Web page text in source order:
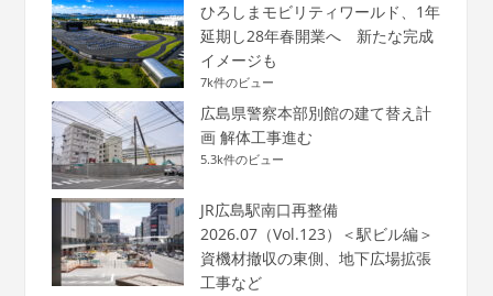
ひろしまモビリティワールド、1年
延期し28年春開業へ 新たな完成
イメージも
7k件のビュー
広島県警察本部別館の建て替え計
画 解体工事進む
5.3k件のビュー
JR広島駅南口再整備
2026.07（Vol.123）＜駅ビル編＞
資機材撤収の東側、地下広場拡張
工事など